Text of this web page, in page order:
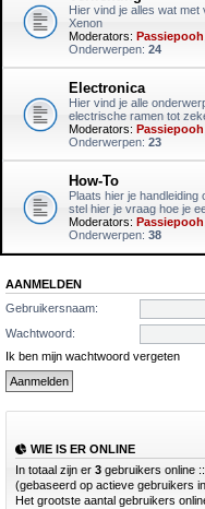
Hier vind je alles wat
Xenon
Moderators: Passiepooh
Onderwerpen: 24
Electronica
Hier vind je alle
electrische ramen tot
Moderators: Passiepooh
Onderwerpen: 23
How-To
Plaats hier je
stel hier je vraag hoe je
Moderators: Passiepooh
Onderwerpen: 38
AANMELDEN
Gebruikersnaam:
Wachtwoord:
Ik ben mijn wachtwoord vergeten
WIE IS ER ONLINE
In totaal zijn er 3 gebruikers online
(gebaseerd op actieve gebruikers
Het grootste aantal gebruikers